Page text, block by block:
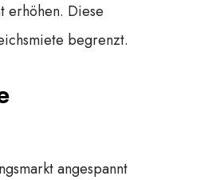
erhöhen. Diese
begrenzt.
angespannt